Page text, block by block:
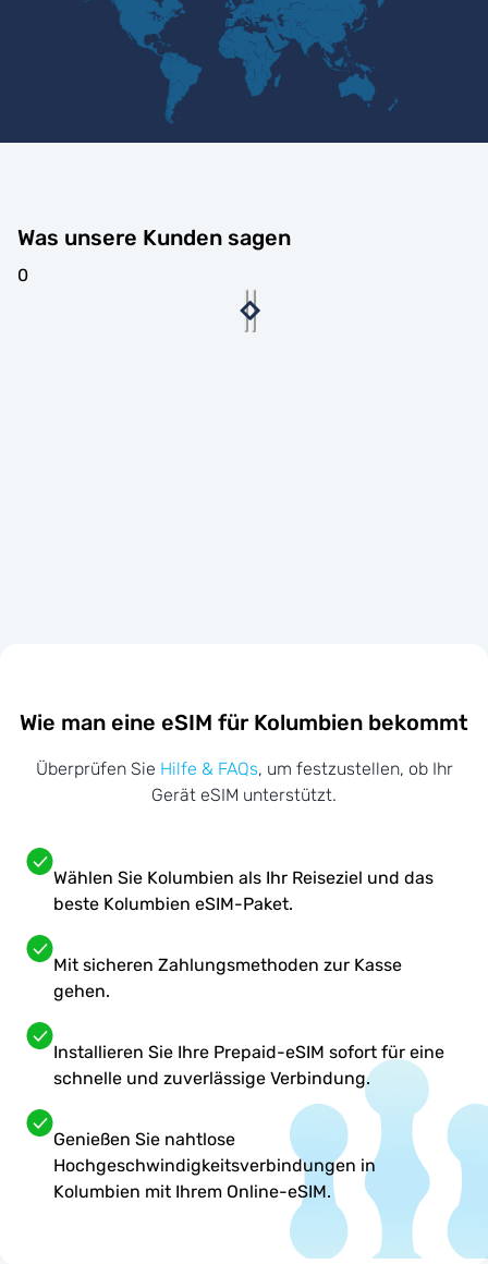
Was unsere Kunden sagen
0
Wie man eine eSIM für Kolumbien bekommt
Überprüfen Sie Hilfe & FAQs, um festzustellen, ob Ihr
Gerät eSIM unterstützt.
Wählen Sie Kolumbien als Ihr Reiseziel und das
beste Kolumbien eSIM-Paket.
Mit sicheren Zahlungsmethoden zur Kasse
gehen.
Installieren Sie Ihre Prepaid-eSIM sofort für eine
schnelle und zuverlässige Verbindung.
Genießen Sie nahtlose
Hochgeschwindigkeitsverbindungen in
Kolumbien mit Ihrem Online-eSIM.